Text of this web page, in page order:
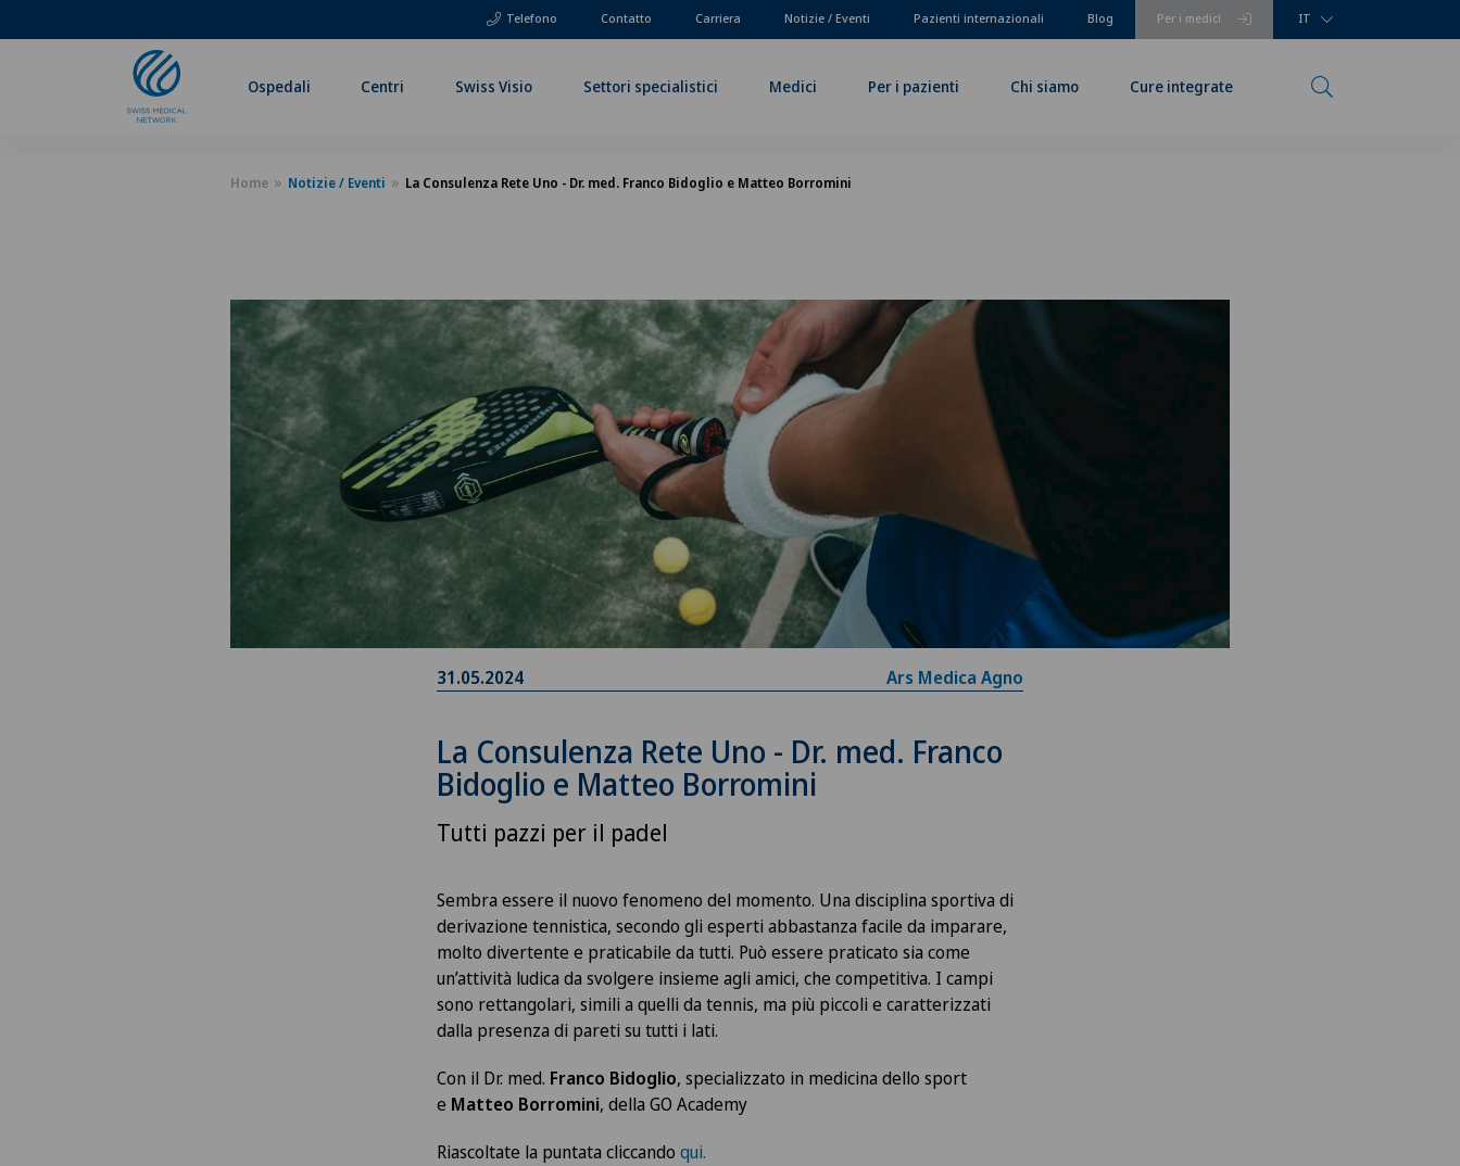
Telefono Per i medici
Contatto Carriera Notizie / Eventi Pazienti internazionali Blog IT
Ospedali Centri Swiss Visio Settori specialistici Medici Per i pazienti Chi siamo Cure integrate
Home Notizie / Eventi La Consulenza Rete Uno - Dr. med. Franco Bidoglio e Matteo Borromini
31.05.2024 Ars Medica Agno
La Consulenza Rete Uno - Dr. med. Franco
Bidoglio e Matteo Borromini
Tutti pazzi per il padel
Sembra essere il nuovo fenomeno del momento. Una disciplina sportiva di
derivazione tennistica, secondo gli esperti abbastanza facile da imparare,
molto divertente e praticabile da tutti. Può essere praticato sia come
un’attività ludica da svolgere insieme agli amici, che competitiva. I campi
sono rettangolari, simili a quelli da tennis, ma più piccoli e caratterizzati
dalla presenza di pareti su tutti i lati.
Con il Dr. med. Franco Bidoglio, specializzato in medicina dello sport
e Matteo Borromini, della GO Academy
Riascoltate la puntata cliccando qui.